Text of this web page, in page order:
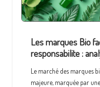
Les marques Bio
responsabilite :
Le marché des marques
majeure, marquée par